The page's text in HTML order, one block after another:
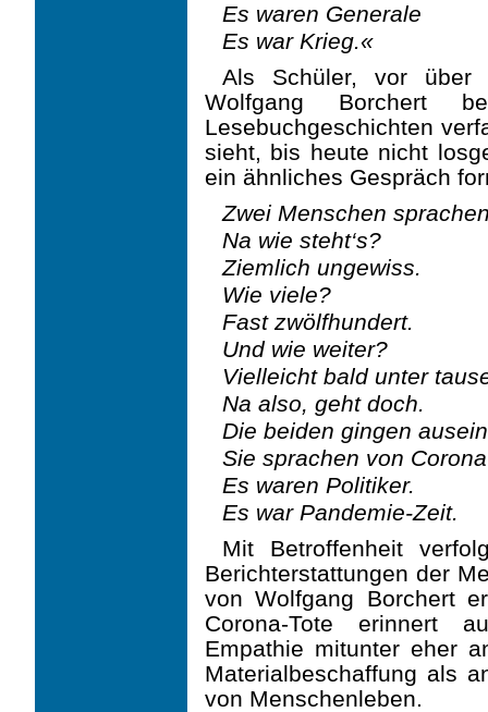
Es waren Generale
Es war Krieg.«
Als Schüler, vor
Wolfgang Borchert
Lesebuchgeschichten
sieht, bis heute nicht
ein ähnliches Gespräch
Zwei Menschen
Na wie steht‘s?
Ziemlich ungewiss.
Wie viele?
Fast zwölfhundert.
Und wie weiter?
Vielleicht bald unter
Na also, geht doch.
Die beiden gingen
Sie sprachen von
Es waren Politiker.
Es war Pandemie-Zeit.
Mit Betroffenheit
Berichterstattungen der
von Wolfgang Borchert
Corona-Tote erinnert
Empathie mitunter eher
Materialbeschaffung als
von Menschenleben.